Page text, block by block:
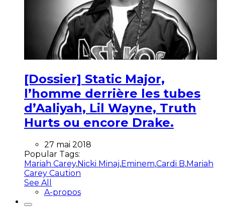
[Dossier] Static Major,
l’homme derrière les tubes
d’Aaliyah, Lil Wayne, Truth
Hurts ou encore Drake.
27 mai 2018
Popular Tags:
Mariah Carey,Nicki Minaj,Eminem,Cardi B,Mariah
Carey Caution
See All
A-propos